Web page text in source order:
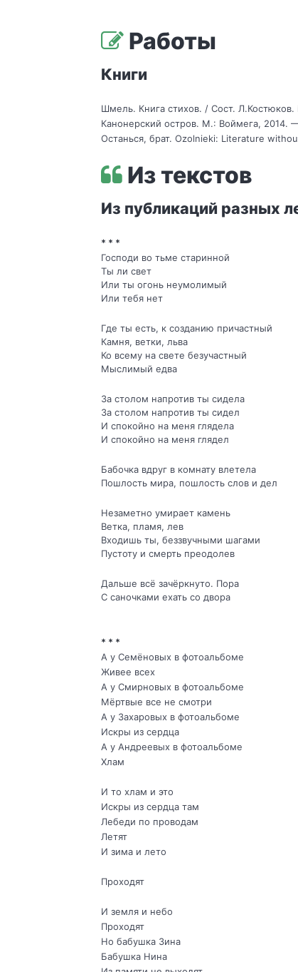
Работы
Книги
Шмель. Книга стихов. / Сост.
Канонерский остров. М.: Воймега, 2014.
Останься, брат. Ozolnieki: Literature
Из текстов
Из публикаций разных
* * *
Господи во тьме старинной
Ты ли свет
Или ты огонь неумолимый
Или тебя нет
Где ты есть, к созданию причастный
Камня, ветки, льва
Ко всему на свете безучастный
Мыслимый едва
За столом напротив ты сидела
За столом напротив ты сидел
И спокойно на меня глядела
И спокойно на меня глядел
Бабочка вдруг в комнату влетела
Пошлость мира, пошлость слов и дел
Незаметно умирает камень
Ветка, пламя, лев
Входишь ты, беззвучными шагами
Пустоту и смерть преодолев
Дальше всё зачёркнуто. Пора
С саночками ехать со двора
* * *
А у Семёновых в фотоальбоме
Живее всех
А у Смирновых в фотоальбоме
Мёртвые все не смотри
А у Захаровых в фотоальбоме
Искры из сердца
А у Андреевых в фотоальбоме
Хлам
И то хлам и это
Искры из сердца там
Лебеди по проводам
Летят
И зима и лето
Проходят
И земля и небо
Проходят
Но бабушка Зина
Бабушка Нина